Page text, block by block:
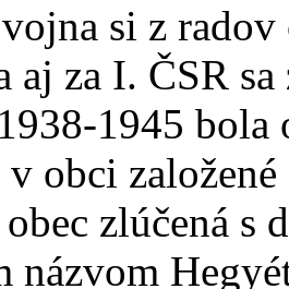
si z
aj za I. ČSR
1945 bola
obci
zlúčená s
názvom